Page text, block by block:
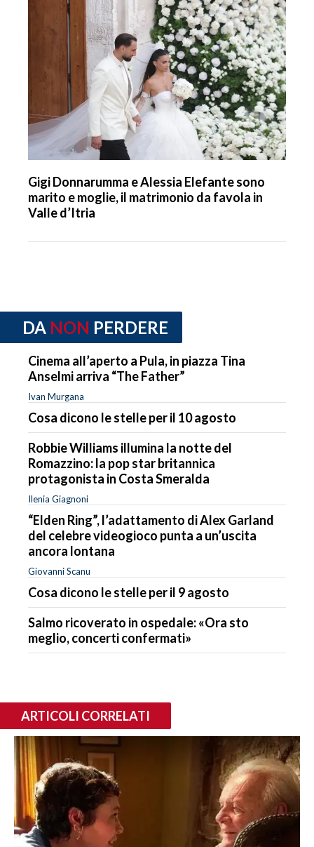
Gigi Donnarumma e Alessia Elefante sono
marito e moglie, il matrimonio da favola in
Valle d’Itria
DA NON PERDERE
Cinema all’aperto a Pula, in piazza Tina
Anselmi arriva “The Father”
Ivan Murgana
Cosa dicono le stelle per il 10 agosto
Robbie Williams illumina la notte del
Romazzino: la pop star britannica
protagonista in Costa Smeralda
Ilenia Giagnoni
“Elden Ring”, l’adattamento di Alex Garland
del celebre videogioco punta a un’uscita
ancora lontana
Giovanni Scanu
Cosa dicono le stelle per il 9 agosto
Salmo ricoverato in ospedale: «Ora sto
meglio, concerti confermati»
ARTICOLI CORRELATI